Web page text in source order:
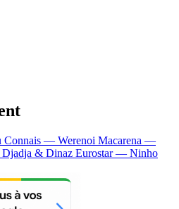
Connais — Werenoi Macarena —
& Dinaz Eurostar — Ninho